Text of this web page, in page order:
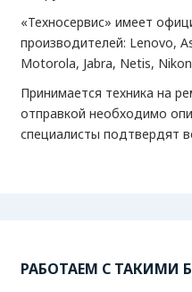
«Техносервис» имеет
производителей: Lenovo,
Motorola, Jabra, Netis,
Принимается техника на
отправкой необходимо
специалисты подтвердят
РАБОТАЕМ С ТАКИМИ